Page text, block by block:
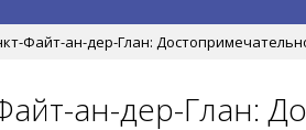
Файт-ан-дер-Глан:
ан-дер-Глан: